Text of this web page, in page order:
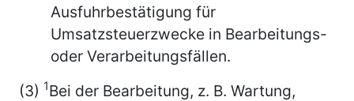
Ausfuhrbestätigung für
Umsatzsteuerzwecke in Bearbeitungs-
oder Verarbeitungsfällen.
(3) 1Bei der Bearbeitung, z. B. Wartung,